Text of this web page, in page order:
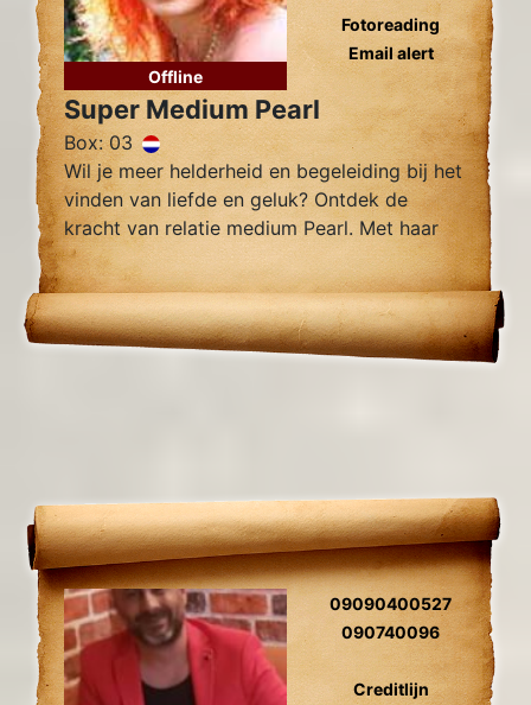
Offline
Fotoreading
Email alert
Super Medium Pearl
Box: 03
Wil je meer helderheid en begeleiding bij het
vinden van liefde en geluk? Ontdek de
kracht van relatie medium Pearl. Met haar
intuïtieve vermogens en nauwkeurige
inzichten kan Pearl je helpen bij het
begrijpen van je huidige situatie.
09090400527
090740096
Creditlijn